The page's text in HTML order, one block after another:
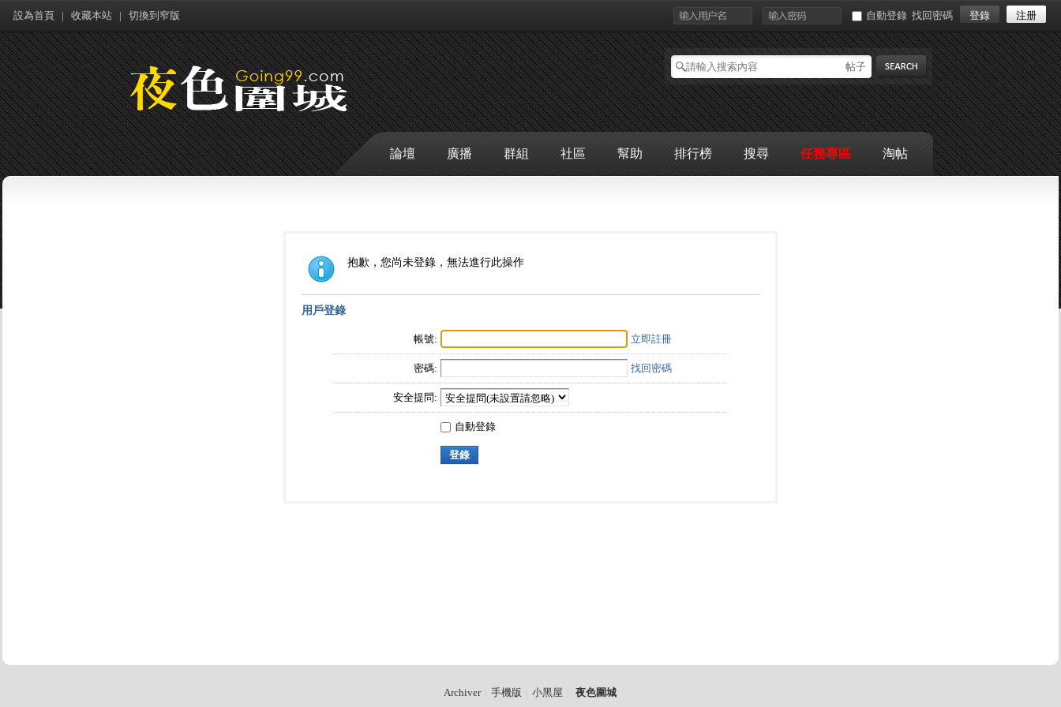
設為首頁 | 收藏本站 | 切換到窄版 自動登錄 找回密碼 登錄 注册
帖子
搜索
論壇 廣播 群組 社區 幫助 排行榜 搜尋 任務專區 淘帖
抱歉，您尚未登錄，無法進行此操作
用戶登錄
帳號: 立即註冊
密碼: 找回密碼
安全提問:
自動登錄
登錄
Archiver 手機版 小黑屋 夜色圍城